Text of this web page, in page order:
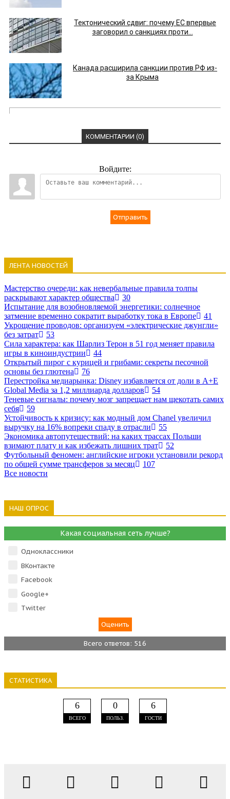
Тектонический сдвиг: почему ЕС впервые
заговорил о санкциях проти...
Канада расширила санкции против РФ из-
за Крыма
КОММЕНТАРИИ (0)
Войдите:
Отправить
ЛЕНТА НОВОСТЕЙ
Мастерство очереди: как невербальные правила толпы
раскрывают характер общества
30
Испытание для возобновляемой энергетики: солнечное
затмение временно сократит выработку тока в Европе
41
Укрощение проводов: организуем «электрические джунгли»
без затрат
53
Сила характера: как Шарлиз Терон в 51 год меняет правила
игры в киноиндустрии
44
Открытый пирог с курицей и грибами: секреты песочной
основы без глютена
76
Перестройка медиарынка: Disney избавляется от доли в A+E
Global Media за 1,2 миллиарда долларов
54
Теневые сигналы: почему мозг запрещает нам щекотать самих
себя
59
Устойчивость к кризису: как модный дом Chanel увеличил
выручку на 16% вопреки спаду в отрасли
55
Экономика автопутешествий: на каких трассах Польши
взимают плату и как избежать лишних трат
52
Футбольный феномен: английские игроки установили рекорд
по общей сумме трансферов за месяц
107
Все новости
НАШ ОПРОС
Какая социальная сеть лучше?
Одноклассники
ВКонтакте
Facebook
Google+
Тwitter
Всего ответов: 516
СТАТИСТИКА
6
ВСЕГО
0
ПОЛЬЗ.
6
ГОСТИ